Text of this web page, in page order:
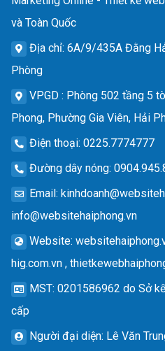
và Toàn Quốc
Địa chỉ: 6A/9/435A Đằng
Phòng
VPGD : Phòng 502 tầng 5
Phong, Phường Gia Viên, Hải
Điện thoại: 0225.7774777
Đường dây nóng:
Email:
info@websitehaiphong.vn
Website:
hig.com.vn ,
MST: 0201586962 do Sở
cấp
Người đại diện: Lê Văn